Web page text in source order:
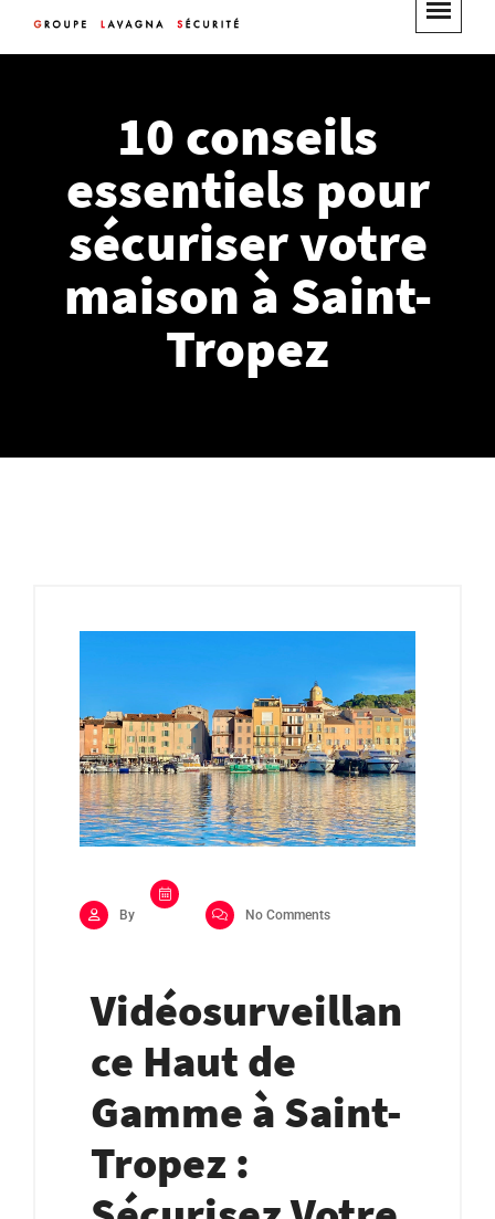
10 conseils
essentiels pour
sécuriser votre
maison à Saint-
Tropez
By No Comments
Vidéosurveillan
ce Haut de
Gamme à Saint-
Tropez :